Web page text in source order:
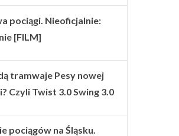
pociągi. Nieoficjalnie:
[FILM]
tramwaje Pesy nowej
Czyli Twist 3.0 Swing 3.0
pociągów na Śląsku.